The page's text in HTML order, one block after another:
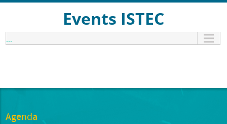
Events ISTEC
...
Agenda